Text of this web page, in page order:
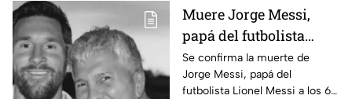
Muere Jorge Messi,
papá del futbolista
Lionel Messi a los 68
años; esto se sabe
Se confirma la muerte de
Jorge Messi, papá del
futbolista Lionel Messi a los 68